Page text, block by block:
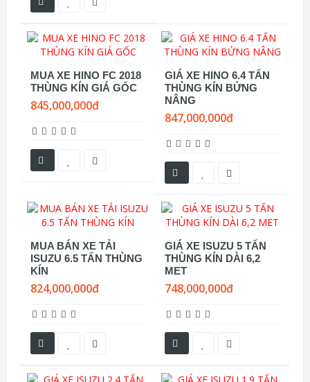
MUA XE HINO FC 2018
THÙNG KÍN GIÁ GỐC
845,000,000đ
GIÁ XE HINO 6.4 TẤN
THÙNG KÍN BỬNG
NÂNG
847,000,000đ
MUA BÁN XE TẢI
ISUZU 6.5 TẤN THÙNG
KÍN
824,000,000đ
GIÁ XE ISUZU 5 TẤN
THÙNG KÍN DÀI 6,2
MET
748,000,000đ